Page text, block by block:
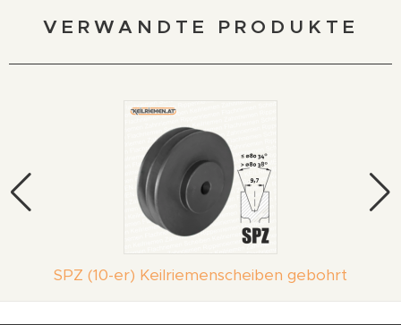
VERWANDTE PRODUKTE
SPZ (10-er) Keilriemenscheiben gebohrt